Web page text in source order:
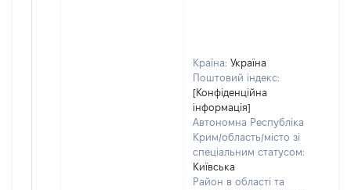
Країна: Україна
Поштовий індекс:
[Конфіденційна
інформація]
Автономна Республіка
Крим/область/місто зі
спеціальним статусом:
Київська
Район в області та